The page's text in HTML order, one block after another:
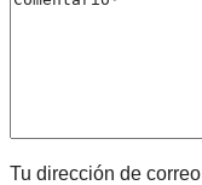
Tu dirección de